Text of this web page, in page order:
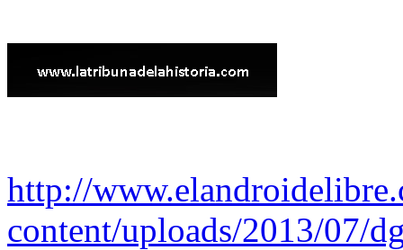
http://
content/uploads/2013/07/